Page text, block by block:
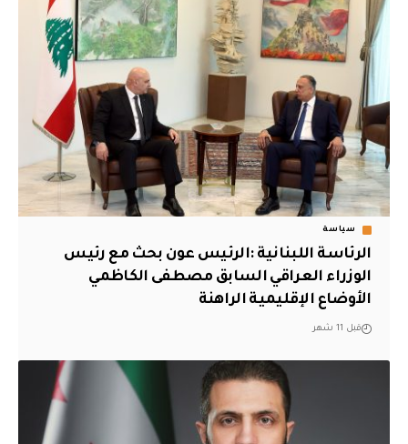
سياسة
الرئاسة اللبنانية :الرئيس عون بحث مع رئيس
الوزراء العراقي السابق مصطفى الكاظمي
الأوضاع الإقليمية الراهنة
قبل 11 شهر